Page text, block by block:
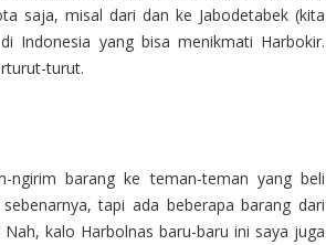
saja, misal dari dan ke Jabodetabek (kita
Indonesia yang bisa menikmati Harbokir.
turut.
ngirim barang ke teman-teman yang beli
tapi ada beberapa barang dari
kalo Harbolnas baru-baru ini saya juga